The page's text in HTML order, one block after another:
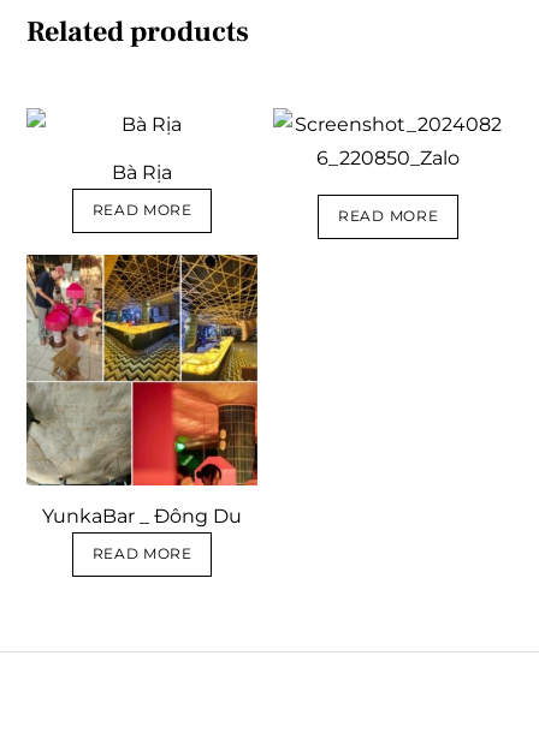
Related products
Bà Rịa
READ MORE READ MORE
YunkaBar _ Đông Du
READ MORE